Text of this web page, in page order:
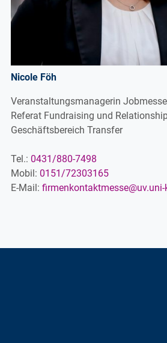
Nicole Föh
Veranstaltungsmanagerin Jobmesse
Referat Fundraising und
Geschäftsbereich Transfer
Tel.: 0431/880-7498
Mobil: 0151/72303165
E-Mail: firmenkontaktmesse@uv.uni-